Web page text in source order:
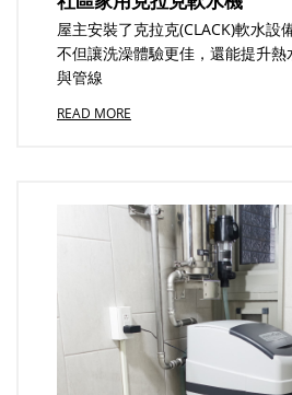
屋主安裝了克拉克(CLACK)軟水設
不但讓洗澡體驗更佳，還能提升
與管線
READ MORE